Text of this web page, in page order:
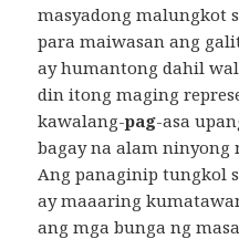
masyadong malungkot
para maiwasan ang
ay humantong dahil
din itong maging
kawalang-pag-asa
bagay na alam ninyong
Ang panaginip tungkol
ay maaaring
ang mga bunga ng